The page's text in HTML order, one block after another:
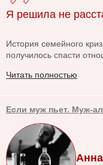
Я решила не
История семейного
получилось спасти
Читать полностью
Если муж пьет. Муж-
Анна